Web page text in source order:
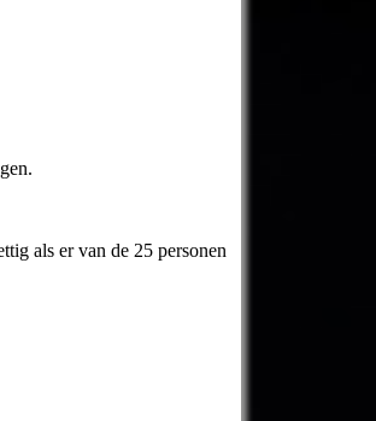
als er van de 25 personen